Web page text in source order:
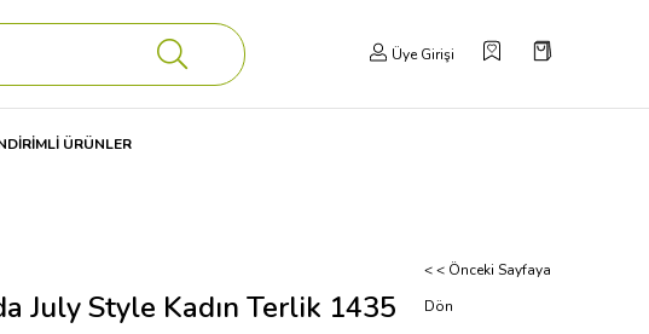
Üye Girişi
ÜRÜNLER
< < Önceki Sayfaya
Dön
July Style Kadın Terlik 1435